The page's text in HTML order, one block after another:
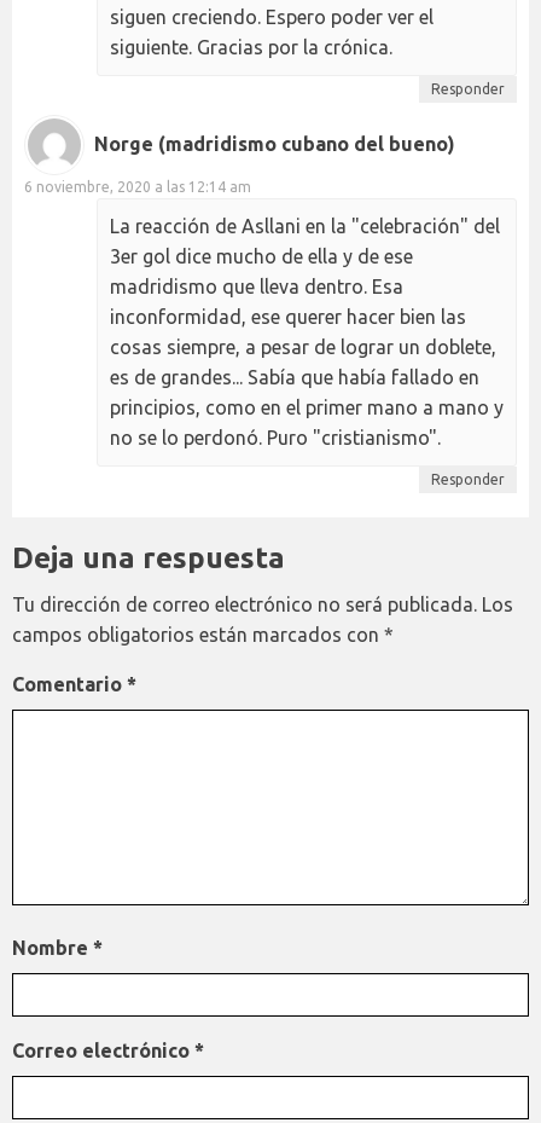
siguen creciendo. Espero poder ver el
siguiente. Gracias por la crónica.
Responder
Norge (madridismo cubano del bueno)
6 noviembre, 2020 a las 12:14 am
La reacción de Asllani en la "celebración" del
3er gol dice mucho de ella y de ese
madridismo que lleva dentro. Esa
inconformidad, ese querer hacer bien las
cosas siempre, a pesar de lograr un doblete,
es de grandes... Sabía que había fallado en
principios, como en el primer mano a mano y
no se lo perdonó. Puro "cristianismo".
Responder
Deja una respuesta
Tu dirección de correo electrónico no será publicada. Los
campos obligatorios están marcados con *
Comentario *
Nombre *
Correo electrónico *